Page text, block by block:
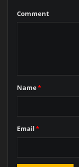
Comment
Name*
Email*